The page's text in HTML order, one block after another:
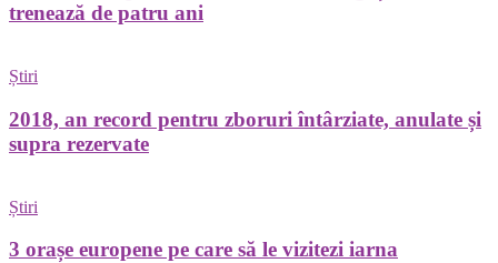
trenează de patru ani
Știri
2018, an record pentru zboruri întârziate, anulate și
supra rezervate
Știri
3 orașe europene pe care să le vizitezi iarna